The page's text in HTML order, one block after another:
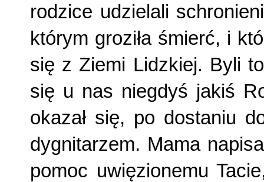
rodzice udzielali
którym groziła śmierć, i
się z Ziemi Lidzkiej. Byli
się u nas niegdyś jakiś
okazał się, po dostaniu
dygnitarzem. Mama
pomoc uwięzionemu